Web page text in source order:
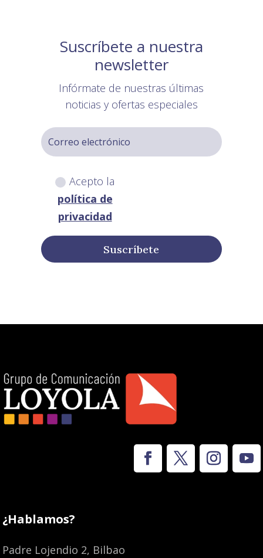
Suscríbete a nuestra
newsletter
Infórmate de nuestras últimas
noticias y ofertas especiales
Acepto la
política de
privacidad
Suscríbete
¿Hablamos?
Padre Lojendio 2, Bilbao